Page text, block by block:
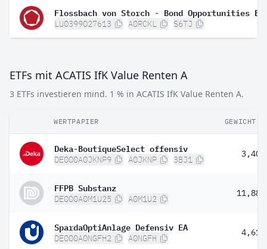
Flossbach von Storch - Bond Opportunities
LU0399027613 A0RCKL S6TJ
ETFs mit ACATIS IfK Value Renten A
3 ETFs investieren mind. 1 % in ACATIS IfK Value Renten A.
WERTPAPIER GEWICHT
Deka-BoutiqueSelect offensiv
DE000A0JKNP9 A0JKNP 3BJ1
3,40
FFPB Substanz
DE000A0M1U25 A0M1U2
11,88
SpardaOptiAnlage Defensiv EA
DE000A0NGFH2 A0NGFH
4,61